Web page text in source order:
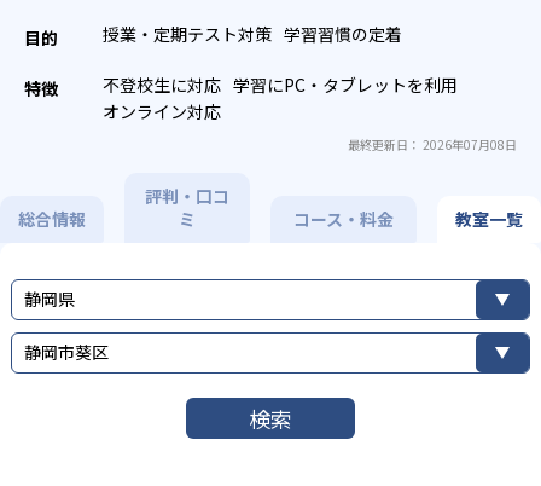
授業・定期テスト対策 学習習慣の定着
不登校生に対応 学習にPC・タブレットを利用
オンライン対応
最終更新日： 2026年07月08日
総合情報
評判・口コ
ミ
コース・料金 教室一覧
静岡県
静岡市葵区
検索